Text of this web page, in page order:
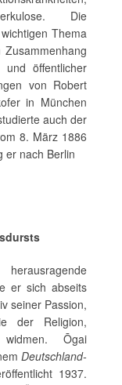
Die
Thema
und öffentlicher
von Robert
in München
auch der
8. März 1886
er nach Berlin
er sich abseits
seiner Passion,
der Religion,
Ōgai
Deutschland-
1937.